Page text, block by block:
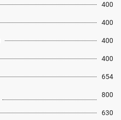
400
400
400
400
654
800
630